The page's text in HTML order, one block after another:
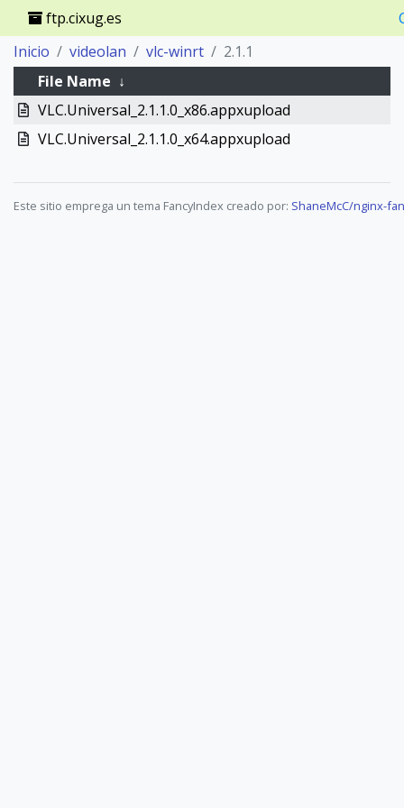
ftp.cixug.es
Inicio
videolan vlc-winrt
2.1.1
File Name ↓
VLC.Universal_2.1.1.0_x86.appxupload
VLC.Universal_2.1.1.0_x64.appxupload
Este sitio emprega un tema FancyIndex creado por: ShaneMcC/nginx-